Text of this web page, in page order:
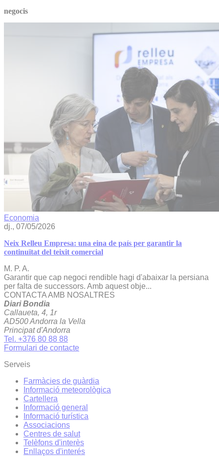
negocis
Economia
dj., 07/05/2026
Neix Relleu Empresa: una eina de país per garantir la
continuïtat del teixit comercial
M. P. A.
Garantir que cap negoci rendible hagi d'abaixar la persiana
per falta de successors. Amb aquest obje...
CONTACTA AMB NOSALTRES
Diari Bondia
Callaueta, 4, 1r
AD500 Andorra la Vella
Principat d'Andorra
Tel. +376 80 88 88
Formulari de contacte
Serveis
Farmàcies de guàrdia
Informació meteorològica
Cartellera
Informació general
Informació turística
Associacions
Centres de salut
Telèfons d'interès
Enllaços d'interés